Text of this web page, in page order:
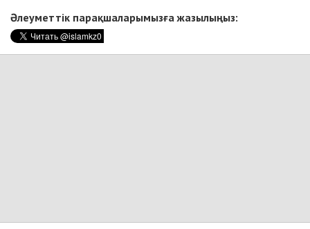
Әлеуметтік парақшаларымызға жазылыңыз: